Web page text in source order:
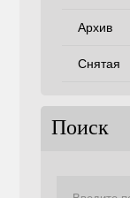
Архив
Снятая
Поиск